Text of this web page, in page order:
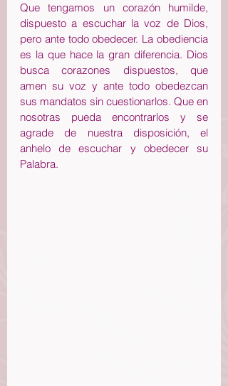
Que tengamos un corazón humilde,
dispuesto a escuchar la voz de Dios,
pero ante todo obedecer. La obediencia
es la que hace la gran diferencia. Dios
busca corazones dispuestos, que
amen su voz y ante todo obedezcan
sus mandatos sin cuestionarlos. Que en
nosotras pueda encontrarlos y se
agrade de nuestra disposición, el
anhelo de escuchar y obedecer su
Palabra.